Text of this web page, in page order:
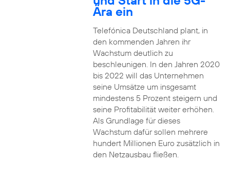
Ära ein
Telefónica Deutschland plant, in
den kommenden Jahren ihr
Wachstum deutlich zu
beschleunigen. In den Jahren 2020
bis 2022 will das Unternehmen
seine Umsätze um insgesamt
mindestens 5 Prozent steigern und
seine Profitabilität weiter erhöhen.
Als Grundlage für dieses
Wachstum dafür sollen mehrere
hundert Millionen Euro zusätzlich in
den Netzausbau fließen.